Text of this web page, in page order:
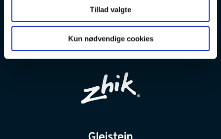
Tillad valgte
Kun nødvendige cookies